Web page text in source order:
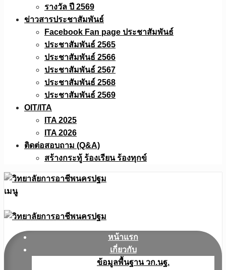
รางวัล ปี 2569
ข่าวสารประชาสัมพันธ์
Facebook Fan page ประชาสัมพันธ์
ประชาสัมพันธ์ 2565
ประชาสัมพันธ์ 2566
ประชาสัมพันธ์ 2567
ประชาสัมพันธ์ 2568
ประชาสัมพันธ์ 2569
OIT/ITA
ITA 2025
ITA 2026
ติดต่อสอบถาม (Q&A)
สร้างกระทู้ ร้องเรียน ร้องทุกข์
เมนู
หน้าแรก
เกี่ยวกับ
ข้อมูลพื้นฐาน วก.นฐ.